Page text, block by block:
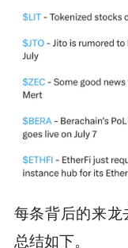
每条背后的来
总结如下。